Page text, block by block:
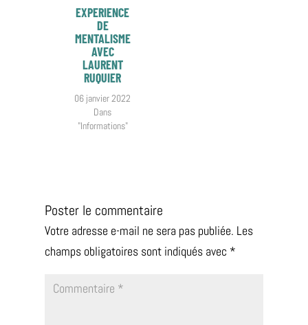
EXPERIENCE
DE
MENTALISME
AVEC
LAURENT
RUQUIER
06 janvier 2022
Dans
"Informations"
Poster le commentaire
Votre adresse e-mail ne sera pas publiée. Les
champs obligatoires sont indiqués avec *